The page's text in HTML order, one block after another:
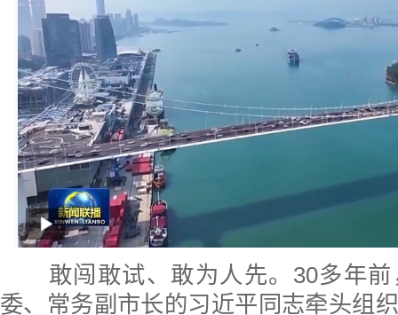
敢闯敢试、敢为人先。30多年前
委、常务副市长的习近平同志牵头组